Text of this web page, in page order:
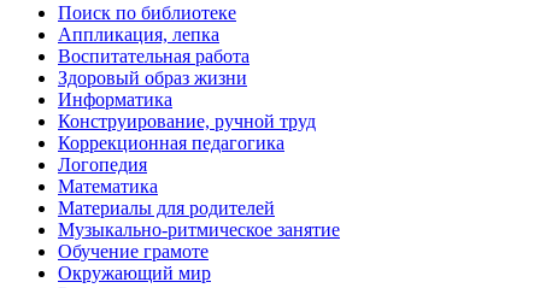
Поиск по библиотеке
Аппликация, лепка
Воспитательная работа
Здоровый образ жизни
Информатика
Конструирование, ручной труд
Коррекционная педагогика
Логопедия
Математика
Материалы для родителей
Музыкально-ритмическое занятие
Обучение грамоте
Окружающий мир